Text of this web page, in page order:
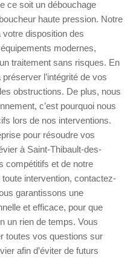
ce soit un débouchage
haute pression. Notre
disposition des
modernes,
traitement sans risques. En
l’intégrité de vos
obstructions. De plus, nous
c’est pourquoi nous
lors de nos interventions.
pour résoudre vos
à Saint-Thibault-des-
compétitifs et de notre
intervention, contactez-
garantissons une
et efficace, pour que
un rien de temps. Vous
toutes vos questions sur
afin d’éviter de futurs